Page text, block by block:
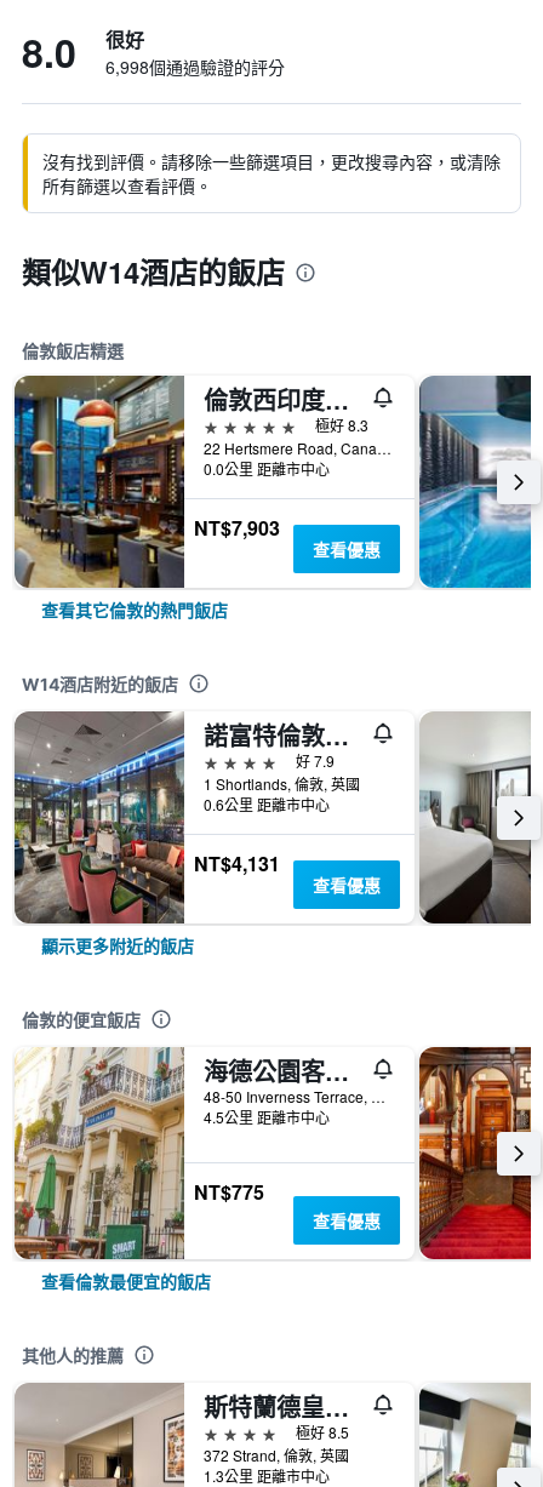
8.0 很好
6,998個通過驗證的評分
沒有找到評價。請移除一些篩選項目，更改搜尋內容，或清除
所有篩選以查看評價。
類似W14酒店的飯店
倫敦飯店精選
倫敦西印度碼頭萬豪酒店
5星級
極好 8.3
22 Hertsmere Road, Canary Wharf, 倫敦, 英國
0.0公里 距離市中心
NT$7,903
查看優惠
查看其它倫敦的熱門飯店
W14酒店附近的飯店
諾富特倫敦西區酒店
4星級
好 7.9
1 Shortlands, 倫敦, 英國
0.6公里 距離市中心
NT$4,131
查看優惠
顯示更多附近的飯店
倫敦的便宜飯店
海德公園客棧旅館
48-50 Inverness Terrace, 倫敦, 英國
4.5公里 距離市中心
NT$775
查看優惠
查看倫敦最便宜的飯店
其他人的推薦
斯特蘭德皇宫飯店
4星級
極好 8.5
372 Strand, 倫敦, 英國
1.3公里 距離市中心